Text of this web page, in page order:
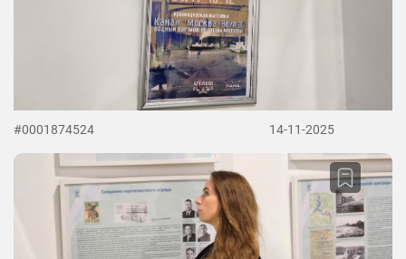
#0001874524 14-11-2025